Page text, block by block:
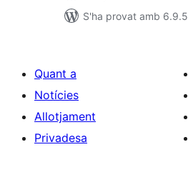
S'ha provat amb 6.9.5
Quant a
Notícies
Allotjament
Privadesa